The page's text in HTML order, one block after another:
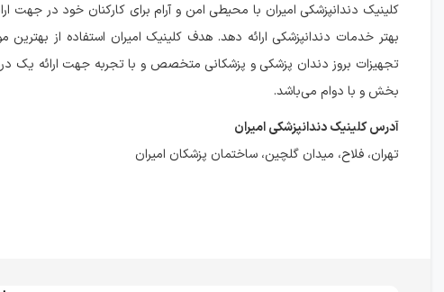
کلینیک دندانپزشکی امیران با محیطی امن و آرام برای کارکنان خود در جهت
بهتر خدمات دندانپزشکی ارائه دهد. هدف کلینیک امیران استفاده از بهترین
تجهیزات بروز دندان پزشکی و پزشکانی متخصص و با تجربه جهت ارائه یک
بخش و با دوام می‌باشد.
آدرس کلینیک دندانپزشکی امیران
تهران، فلاح، میدان گلچین، ساختمان پزشکان امیران